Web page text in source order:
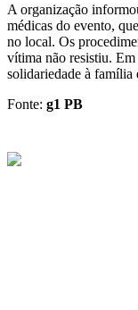
A organização
médicas do evento,
no local. Os
vítima não resistiu.
solidariedade à família
Fonte: g1 PB